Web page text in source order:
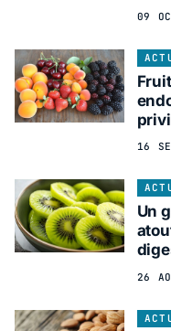
09
16
Un
26